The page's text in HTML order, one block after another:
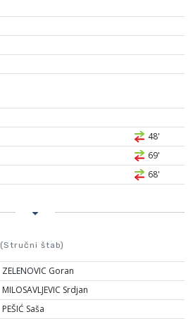
48'
69'
68'
(Stručni štab)
ZELENOVIC Goran
MILOSAVLJEVIC Srdjan
PEŠIĆ Saša